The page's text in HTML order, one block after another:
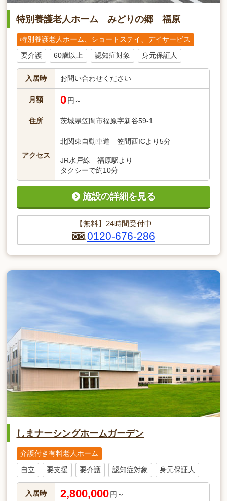
特別養護老人ホーム みどりの郷 福原
特別養護老人ホーム、ショートステイ、デイサービス
要介護 60歳以上 認知症対象 身元保証人
入居時 お問い合わせください
月額 0 円～
住所 茨城県笠間市福原字新谷59-1
アクセス
北関東自動車道 笠間西ICより5分
JR水戸線 福原駅より
タクシーで約10分
【無料】24時間受付中
0120-676-286
施設の詳細を見る
しまナーシングホームガーデン
介護付き有料老人ホーム
自立 要支援 要介護 認知症対象 身元保証人
入居時 2,800,000 円～